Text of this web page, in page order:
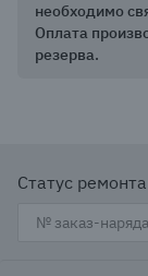
необходимо
Оплата
резерва.
Статус ремонта